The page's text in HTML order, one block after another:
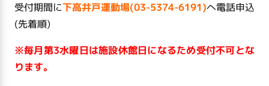
受付期間に下高井戸運動場(03-5374-6191)へ電話申込
(先着順)
※毎月第3水曜日は施設休館日になるため受付不可とな
ります。